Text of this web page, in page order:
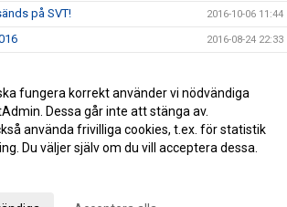
på SVT! 2016-10-06 11:44
2016-08-24 22:33
äntligen fått börja träna i nya
fungera korrekt använder vi nödvändiga
Dessa går inte att stänga av.
använda frivilliga cookies, t.ex. för statistik
Du väljer själv om du vill acceptera dessa.